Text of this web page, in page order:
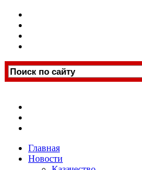
Главная
Новости